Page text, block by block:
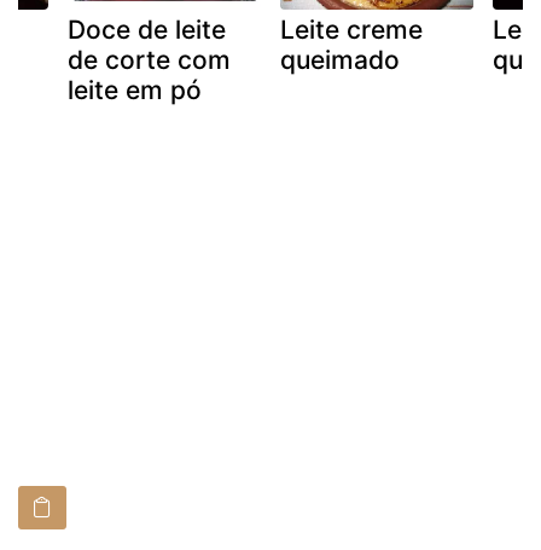
Doce de leite
de corte com
leite em pó
Leite creme
queimado